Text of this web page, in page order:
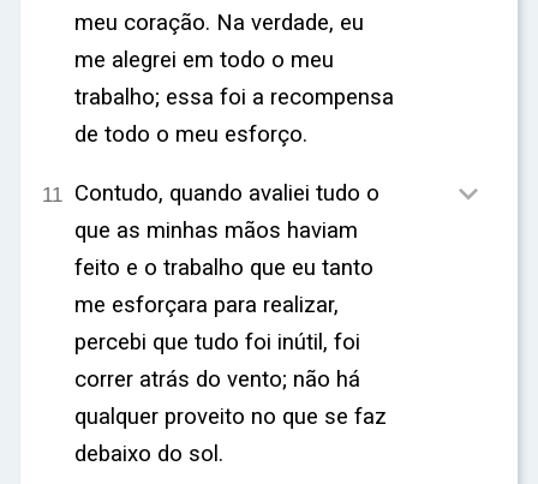
meu coração. Na verdade, eu
me alegrei em todo o meu
trabalho; essa foi a recompensa
de todo o meu esforço.
11 Contudo, quando avaliei tudo o
que as minhas mãos haviam
feito e o trabalho que eu tanto
me esforçara para realizar,
percebi que tudo foi inútil, foi
correr atrás do vento; não há
qualquer proveito no que se faz
debaixo do sol.
